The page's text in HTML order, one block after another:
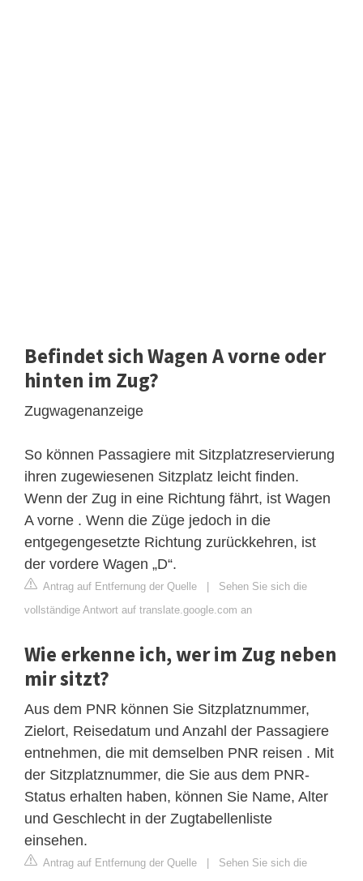
Befindet sich Wagen A vorne oder
hinten im Zug?
Zugwagenanzeige
So können Passagiere mit Sitzplatzreservierung
ihren zugewiesenen Sitzplatz leicht finden.
Wenn der Zug in eine Richtung fährt, ist Wagen
A vorne . Wenn die Züge jedoch in die
entgegengesetzte Richtung zurückkehren, ist
der vordere Wagen „D“.
Antrag auf Entfernung der Quelle | Sehen Sie sich die
vollständige Antwort auf translate.google.com an
Wie erkenne ich, wer im Zug neben
mir sitzt?
Aus dem PNR können Sie Sitzplatznummer,
Zielort, Reisedatum und Anzahl der Passagiere
entnehmen, die mit demselben PNR reisen . Mit
der Sitzplatznummer, die Sie aus dem PNR-
Status erhalten haben, können Sie Name, Alter
und Geschlecht in der Zugtabellenliste
einsehen.
Antrag auf Entfernung der Quelle | Sehen Sie sich die